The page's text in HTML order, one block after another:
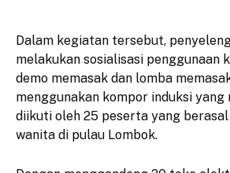
Dalam kegiatan tersebut,
melakukan sosialisasi penggunaan
demo memasak dan lomba
menggunakan kompor induksi yang
diikuti oleh 25 peserta yang
wanita di pulau Lombok.